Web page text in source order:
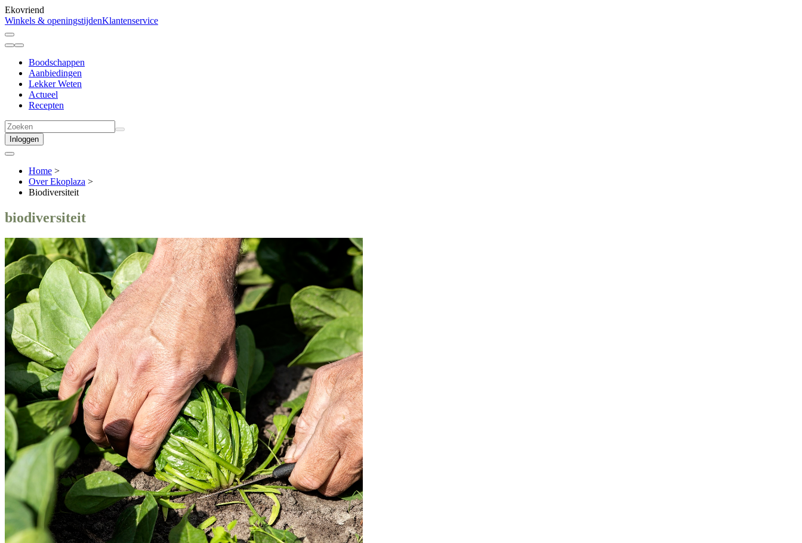
Ekovriend
Winkels & openingstijdenKlantenservice
Boodschappen
Aanbiedingen
Lekker Weten
Actueel
Recepten
Inloggen
Home >
Over Ekoplaza >
Biodiversiteit
biodiversiteit